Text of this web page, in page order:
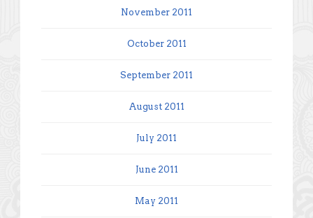
November 2011
October 2011
September 2011
August 2011
July 2011
June 2011
May 2011